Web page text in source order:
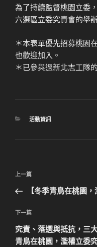
為了持續監督桃園立委
六選區立委究責會的舉
＊本表單優先招募桃園
也歡迎加入。
＊已參與過新北志工隊
分
活動資訊
文
導
覽
上
一
文
章
上一篇
【冬季青鳥在桃園
下
一
篇
下一篇
究責、落選與抵抗，三
青鳥在桃園，濫權立委